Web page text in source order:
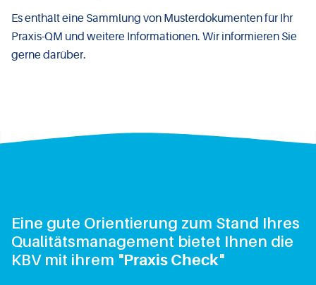
Es enthält eine Sammlung von Musterdokumenten für Ihr
Praxis-QM und weitere Informationen. Wir informieren Sie
gerne darüber.
Eine gute Orientierung zum Stand Ihres
Qualitätsmanagement bietet Ihnen die
KBV mit ihrem "Praxis Check"